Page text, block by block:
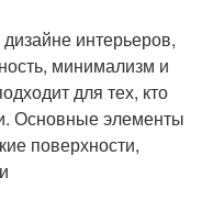
интерьеров,
минимализм и
для тех, кто
Основные элементы
поверхности,